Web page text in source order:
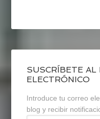
SUSCRÍBETE AL
ELECTRÓNICO
Introduce tu correo
blog y recibir